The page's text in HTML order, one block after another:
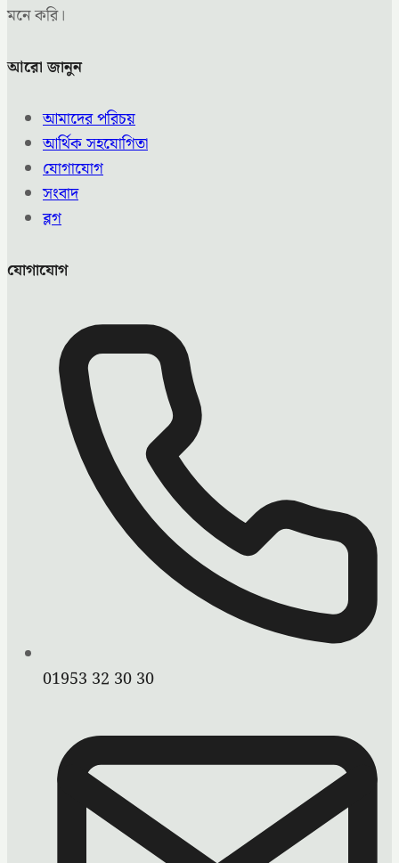
মনে করি।
আরো জানুন
আমাদের পরিচয়
আর্থিক সহযোগিতা
যোগাযোগ
সংবাদ
ব্লগ
যোগাযোগ
01953 32 30 30